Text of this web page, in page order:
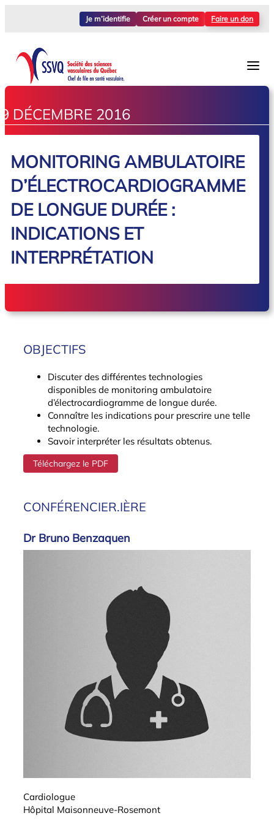
Je m’identifie Créer un compte Faire un don
9 DÉCEMBRE 2016
MONITORING AMBULATOIRE
D’ÉLECTROCARDIOGRAMME
DE LONGUE DURÉE :
INDICATIONS ET
INTERPRÉTATION
CONFÉRENCIER.IÈRE
Dr Bruno Benzaquen
Cardiologue
Hôpital Maisonneuve-Rosemont
OBJECTIFS
Discuter des différentes technologies
disponibles de monitoring ambulatoire
d’électrocardiogramme de longue durée.
Connaître les indications pour prescrire une telle
technologie.
Savoir interpréter les résultats obtenus.
Téléchargez le PDF